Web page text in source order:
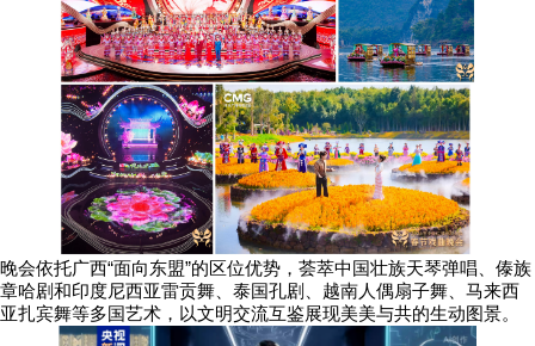
晚会依托广西“面向东盟”的区位优势，荟萃中国壮族天琴弹唱、傣族
章哈剧和印度尼西亚雷贡舞、泰国孔剧、越南人偶扇子舞、马来西
亚扎宾舞等多国艺术，以文明交流互鉴展现美美与共的生动图景。